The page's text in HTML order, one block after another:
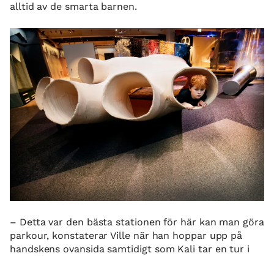
alltid av de smarta barnen.
– Detta var den bästa stationen för här kan man göra
parkour, konstaterar Ville när han hoppar upp på
handskens ovansida samtidigt som Kali tar en tur i